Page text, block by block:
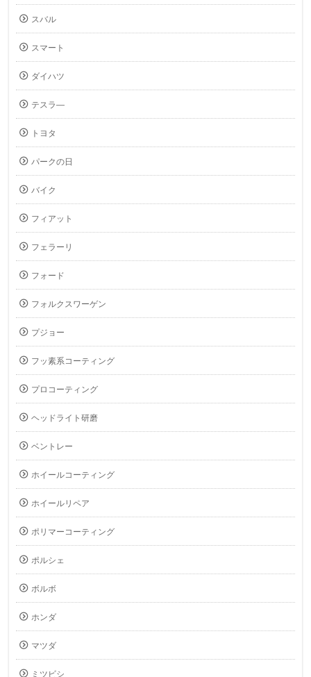
スバル
スマート
ダイハツ
テスラ―
トヨタ
パークの日
バイク
フィアット
フェラーリ
フォード
フォルクスワーゲン
プジョー
フッ素系コーティング
プロコーティング
ヘッドライト研磨
ベントレー
ホイールコーティング
ホイールリペア
ポリマーコーティング
ポルシェ
ボルボ
ホンダ
マツダ
ミツビシ